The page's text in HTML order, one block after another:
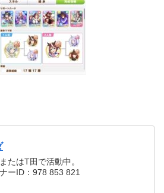
たはT田で活動中。
ーID：978 853 821